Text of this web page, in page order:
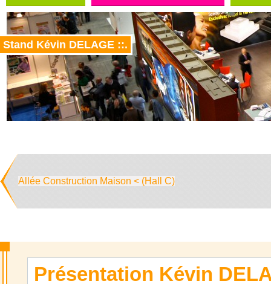
Stand Kévin DELAGE ::.
Allée Construction Maison < (Hall C)
Présentation Kévin